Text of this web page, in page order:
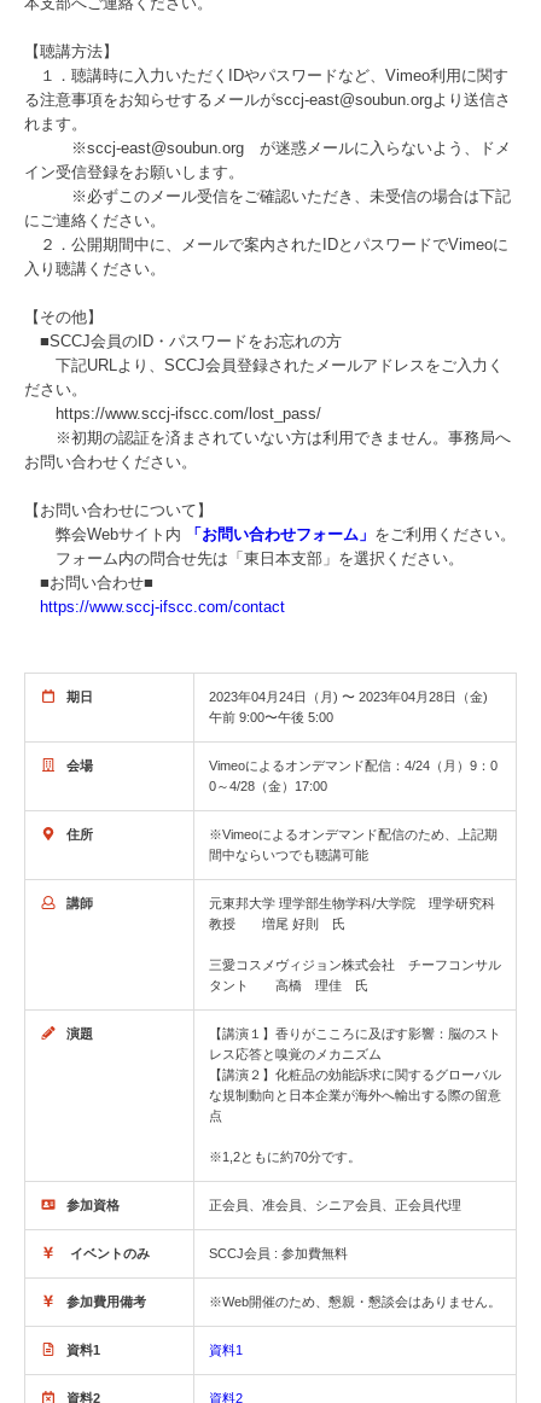
【聴講方法】
１．聴講時に入力いただくIDやパスワードなど、Vimeo利用に関す
る注意事項をお知らせするメールがsccj-east@soubun.orgより送信さ
れます。
※sccj-east@soubun.org が迷惑メールに入らないよう、ドメ
イン受信登録をお願いします。
※必ずこのメール受信をご確認いただき、未受信の場合は下記
にご連絡ください。
２．公開期間中に、メールで案内されたIDとパスワードでVimeoに
入り聴講ください。
【その他】
■SCCJ会員のID・パスワードをお忘れの方
下記URLより、SCCJ会員登録されたメールアドレスをご入力く
ださい。
https://www.sccj-ifscc.com/lost_pass/
※初期の認証を済まされていない方は利用できません。事務局へ
お問い合わせください。
【お問い合わせについて】
弊会Webサイト内
「お問い合わせフォーム」 をご利用ください。
フォーム内の問合せ先は「東日本支部」を選択ください。
■お問い合わせ■
https://www.sccj-ifscc.com/contact
期日
2023年04月24日（月) 〜 2023年04月28日（金)
午前 9:00〜午後 5:00
会場
Vimeoによるオンデマンド配信：4/24（月）9：0
0～4/28（金）17:00
住所
※Vimeoによるオンデマンド配信のため、上記期
間中ならいつでも聴講可能
講師
元東邦大学 理学部生物学科/大学院 理学研究科
教授 増尾 好則 氏
三愛コスメヴィジョン株式会社 チーフコンサル
タント 高橋 理佳 氏
演題
【講演１】香りがこころに及ぼす影響：脳のスト
レス応答と嗅覚のメカニズム
【講演２】化粧品の効能訴求に関するグローバル
な規制動向と日本企業が海外へ輸出する際の留意
点
※1,2ともに約70分です。
参加資格 正会員、准会員、シニア会員、正会員代理
イベントのみ SCCJ会員 : 参加費無料
参加費用備考 ※Web開催のため、懇親・懇談会はありません。
資料1 資料1
資料2 資料2